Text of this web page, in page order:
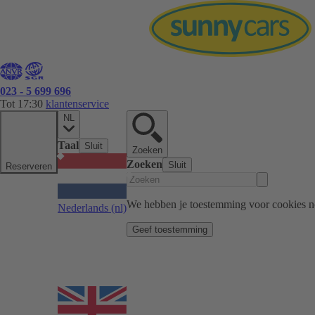
023 - 5 699 696
Tot 17:30 klantenservice
Reserveren
NL
Taal Sluit
Nederlands (nl)
Zoeken
Zoeken Sluit
We hebben je toestemming voor cookies
Geef toestemming